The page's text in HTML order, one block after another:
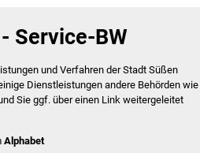
Service-BW
und Verfahren der Stadt Süßen
Dienstleistungen andere Behörden wie
Sie ggf. über einen Link weitergeleitet
Alphabet